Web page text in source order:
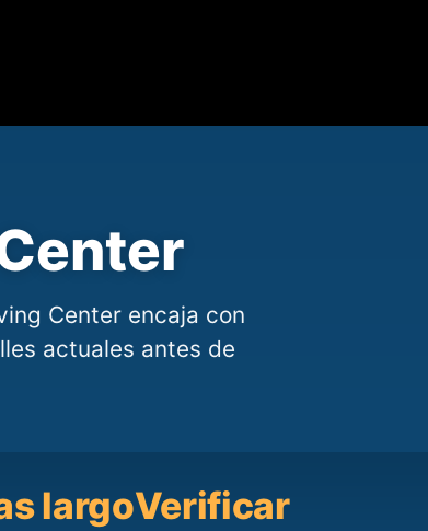
Center encaja con
actuales antes de
largoVerificar